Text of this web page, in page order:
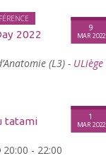
2022
9
MAR 2022
(L3) - ULiège
tatami
1
MAR 2022
20:00 - 22:00